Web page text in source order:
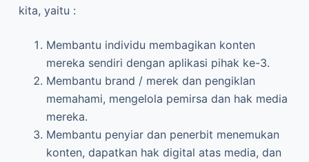
kita, yaitu :
Membantu individu membagikan konten
mereka sendiri dengan aplikasi pihak ke-3.
Membantu brand / merek dan pengiklan
memahami, mengelola pemirsa dan hak media
mereka.
Membantu penyiar dan penerbit menemukan
konten, dapatkan hak digital atas media, dan